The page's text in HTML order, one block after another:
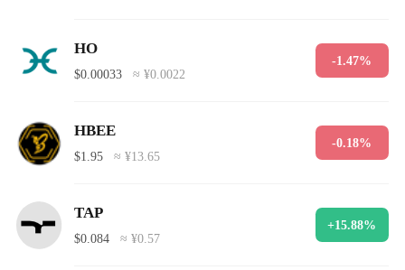
HO
$0.00033 ≈ ¥0.0022
-1.47%
HBEE
$1.95 ≈ ¥13.65
-0.18%
TAP
$0.084 ≈ ¥0.57
+15.88%